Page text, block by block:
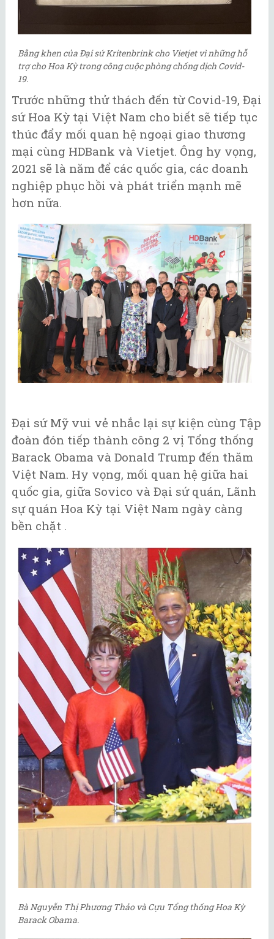
Bằng khen của Đại sứ Kritenbrink cho Vietjet vì những hỗ
trợ cho Hoa Kỳ trong công cuộc phòng chống dịch Covid-
19.
Trước những thử thách đến từ Covid-19, Đại
sứ Hoa Kỳ tại Việt Nam cho biết sẽ tiếp tục
thúc đẩy mối quan hệ ngoại giao thương
mại cùng HDBank và Vietjet. Ông hy vọng,
2021 sẽ là năm để các quốc gia, các doanh
nghiệp phục hồi và phát triển mạnh mẽ
hơn nữa.
Đại sứ Mỹ vui vẻ nhắc lại sự kiện cùng Tập
đoàn đón tiếp thành công 2 vị Tổng thống
Barack Obama và Donald Trump đến thăm
Việt Nam. Hy vọng, mối quan hệ giữa hai
quốc gia, giữa Sovico và Đại sứ quán, Lãnh
sự quán Hoa Kỳ tại Việt Nam ngày càng
bền chặt .
Bà Nguyễn Thị Phương Thảo và Cựu Tổng thống Hoa Kỳ
Barack Obama.